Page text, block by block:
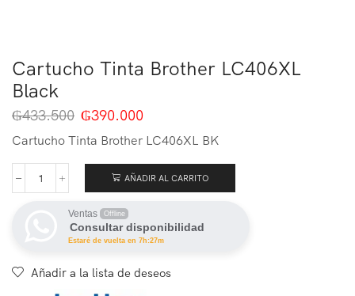
Cartucho Tinta Brother LC406XL
Black
₲433.500 ₲390.000
Cartucho Tinta Brother LC406XL BK
AÑADIR AL CARRITO
Ventas Offline
Consultar disponibilidad
Estaré de vuelta en 7h:27m
Añadir a la lista de deseos